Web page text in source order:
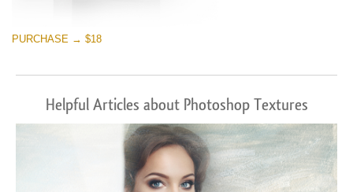
PURCHASE → $18
Helpful Articles about Photoshop Textures